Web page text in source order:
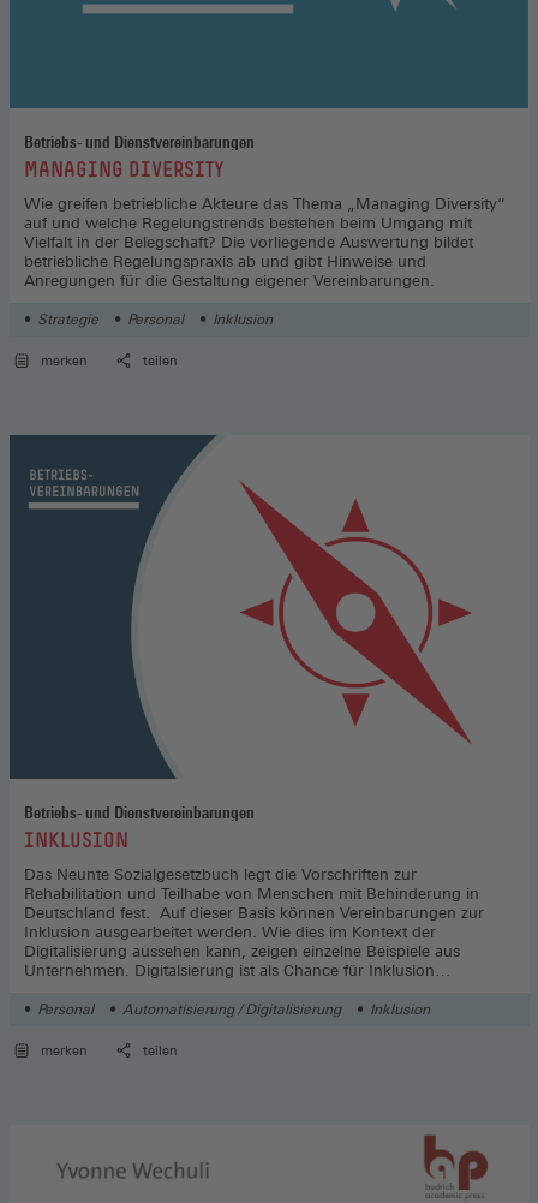
Betriebs- und Dienstvereinbarungen
:MANAGING DIVERSITY
Wie greifen betriebliche Akteure das Thema „Managing Diversity“
auf und welche Regelungstrends bestehen beim Umgang mit
Vielfalt in der Belegschaft? Die vorliegende Auswertung bildet
betriebliche Regelungspraxis ab und gibt Hinweise und
Anregungen für die Gestaltung eigener Vereinbarungen.
Strategie Personal Inklusion
merken teilen
Betriebs- und Dienstvereinbarungen
:INKLUSION
Das Neunte Sozialgesetzbuch legt die Vorschriften zur
Rehabilitation und Teilhabe von Menschen mit Behinderung in
Deutschland fest. Auf dieser Basis können Vereinbarungen zur
Inklusion ausgearbeitet werden. Wie dies im Kontext der
Digitalisierung aussehen kann, zeigen einzelne Beispiele aus
Unternehmen. Digitalsierung ist als Chance für Inklusion
Personal Automatisierung / Digitalisierung Inklusion
merken teilen